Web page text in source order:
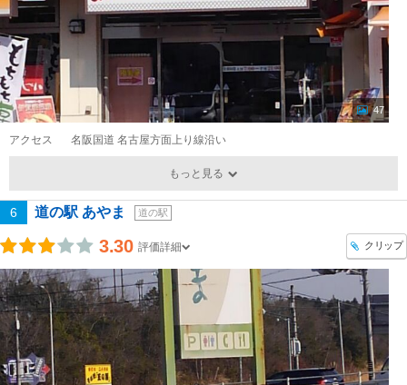
47
アクセス 名阪国道 名古屋方面上り線沿い
もっと見る
6 道の駅 あやま 道の駅
3.30 評価詳細 クリップ